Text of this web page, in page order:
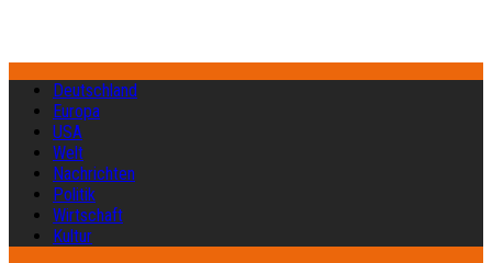
Deutschland
Europa
USA
Welt
Nachrichten
Politik
Wirtschaft
Kultur